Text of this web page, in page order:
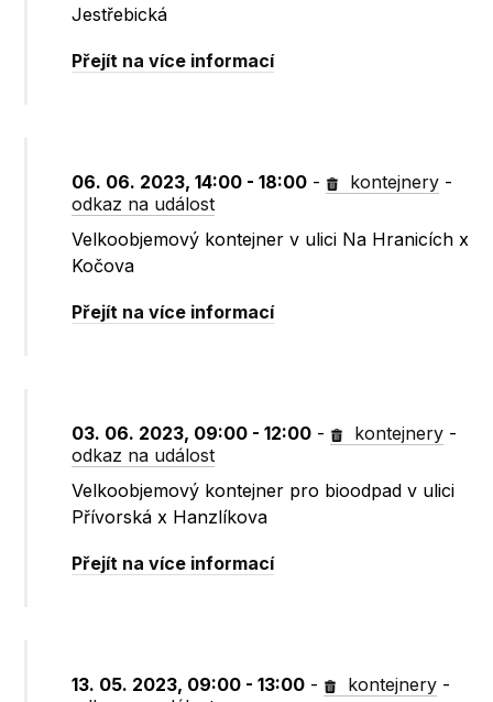
Jestřebická
Přejít na více informací
06. 06. 2023, 14:00 - 18:00 - kontejnery -
odkaz na událost
Velkoobjemový kontejner v ulici Na Hranicích x
Kočova
Přejít na více informací
03. 06. 2023, 09:00 - 12:00 - kontejnery -
odkaz na událost
Velkoobjemový kontejner pro bioodpad v ulici
Přívorská x Hanzlíkova
Přejít na více informací
13. 05. 2023, 09:00 - 13:00 - kontejnery -